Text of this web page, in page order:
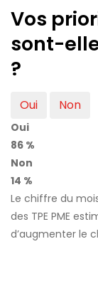
Vos
sont-
?
Oui Non
Oui
86 %
Non
14 %
Le chiffre du
des TPE PME
d’augmenter le